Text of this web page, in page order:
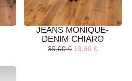
JEANS MONIQUE-
DENIM CHIARO
39,00€ 19,50 €